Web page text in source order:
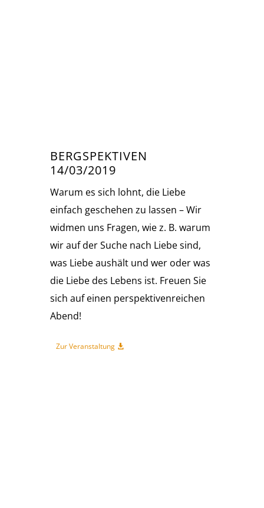
BERGSPEKTIVEN
14/03/2019
Warum es sich lohnt, die Liebe
einfach geschehen zu lassen – Wir
widmen uns Fragen, wie z. B. warum
wir auf der Suche nach Liebe sind,
was Liebe aushält und wer oder was
die Liebe des Lebens ist. Freuen Sie
sich auf einen perspektivenreichen
Abend!
Zur Veranstaltung